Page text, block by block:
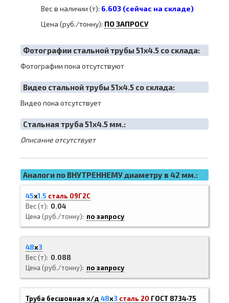
Вес в наличии (т): 6.603 (сейчас на складе)
Цена (руб./тонну): ПО ЗАПРОСУ
Фотографии стальной трубы 51х4.5 со склада:
Фотографии пока отсутствуют
Видео стальной трубы 51х4.5 со склада:
Видео пока отсутствует
Cтальная труба 51х4.5 мм.:
Описание отсутствует
Аналоги по ВНУТРЕННЕМУ диаметру в 42 мм.:
45х1.5 сталь 09Г2С
Вес (т)
0.04
Цена (руб./тонну)
по запросу
48х3
Вес (т)
0.088
Цена (руб./тонну)
по запросу
Труба бесшовная х/д 48х3 сталь 20 ГОСТ 8734-75